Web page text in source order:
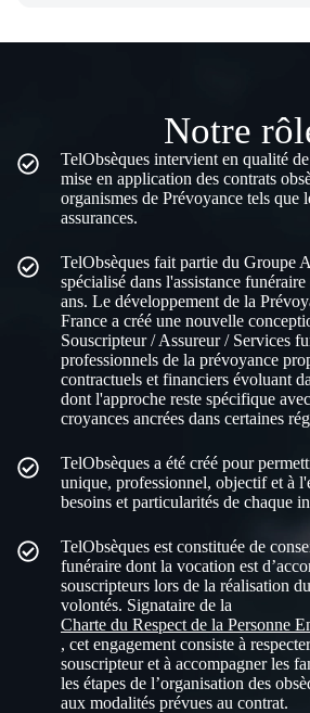
Notre
TelObsèques intervient en qualité
mise en application des contrats
organismes de Prévoyance tels que
assurances.​
TelObsèques fait partie du Groupe
spécialisé dans l'assistance
ans. Le développement de la
France a créé une nouvelle
Souscripteur / Assureur / Services
professionnels de la prévoyance
contractuels et financiers évoluant
dont l'approche reste spécifique
croyances ancrées dans certaines
TelObsèques a été créé pour
unique, professionnel, objectif et à
besoins et particularités de chaque
TelObsèques est constituée de
funéraire dont la vocation est
souscripteurs lors de la réalisation
volontés. Signataire de la
Charte du Respect de la Personne
, cet engagement consiste à
souscripteur et à accompagner les
les étapes de l’organisation des
aux modalités prévues au contrat.